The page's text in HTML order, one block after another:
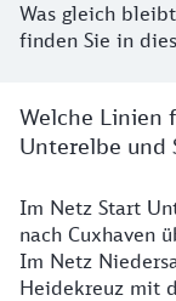
Was gleich
finden Sie in
Welche Linien
Unterelbe und
Details
Im Netz Start
nach Cuxhaven
Im Netz
Heidekreuz mit